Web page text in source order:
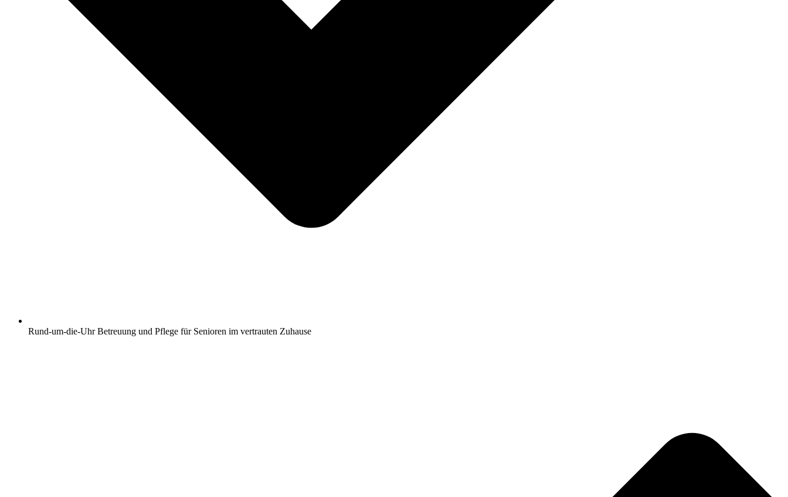
Rund-um-die-Uhr Betreuung und Pflege für Senioren im vertrauten Zuhause